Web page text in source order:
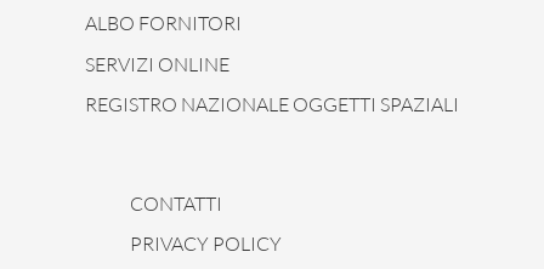
ALBO FORNITORI
SERVIZI ONLINE
REGISTRO NAZIONALE OGGETTI SPAZIALI
CONTATTI
PRIVACY POLICY